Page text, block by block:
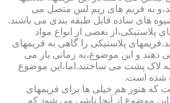
به فریم های ریم لس متصل می
های ساده قابل طبقه بندی می باشند.
پلاستیکی،از بعضی از انواع مواد
پلاستیکی را گاهی به فریمهای
و این موضوع،به زمانی باز می
لاک پشت می ساختند.اما،این موضوع
شده است.
که هنوز هم خیلی ها برای فریمهای
موضوع از آنجا ناشی می شود که